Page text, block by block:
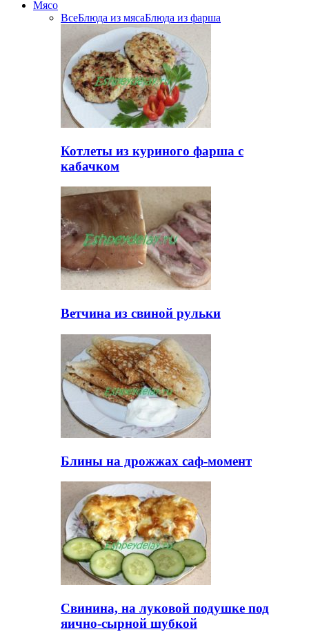
Мясо
ВсеБлюда из мясаБлюда из фарша
Котлеты из куриного фарша с
кабачком
Ветчина из свиной рульки
Блины на дрожжах саф-момент
Свинина, на луковой подушке под
яично-сырной шубкой